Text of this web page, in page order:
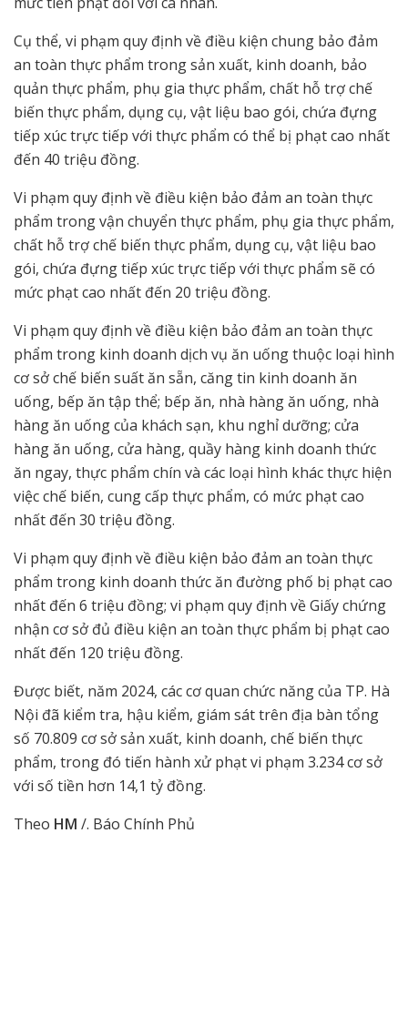
Cụ thể, vi phạm quy định về điều kiện chung bảo đảm
an toàn thực phẩm trong sản xuất, kinh doanh, bảo
quản thực phẩm, phụ gia thực phẩm, chất hỗ trợ chế
biến thực phẩm, dụng cụ, vật liệu bao gói, chứa đựng
tiếp xúc trực tiếp với thực phẩm có thể bị phạt cao nhất
đến 40 triệu đồng.
Vi phạm quy định về điều kiện bảo đảm an toàn thực
phẩm trong vận chuyển thực phẩm, phụ gia thực phẩm,
chất hỗ trợ chế biến thực phẩm, dụng cụ, vật liệu bao
gói, chứa đựng tiếp xúc trực tiếp với thực phẩm sẽ có
mức phạt cao nhất đến 20 triệu đồng.
Vi phạm quy định về điều kiện bảo đảm an toàn thực
phẩm trong kinh doanh dịch vụ ăn uống thuộc loại hình
cơ sở chế biến suất ăn sẵn, căng tin kinh doanh ăn
uống, bếp ăn tập thể; bếp ăn, nhà hàng ăn uống, nhà
hàng ăn uống của khách sạn, khu nghỉ dưỡng; cửa
hàng ăn uống, cửa hàng, quầy hàng kinh doanh thức
ăn ngay, thực phẩm chín và các loại hình khác thực hiện
việc chế biến, cung cấp thực phẩm, có mức phạt cao
nhất đến 30 triệu đồng.
Vi phạm quy định về điều kiện bảo đảm an toàn thực
phẩm trong kinh doanh thức ăn đường phố bị phạt cao
nhất đến 6 triệu đồng; vi phạm quy định về Giấy chứng
nhận cơ sở đủ điều kiện an toàn thực phẩm bị phạt cao
nhất đến 120 triệu đồng.
Được biết, năm 2024, các cơ quan chức năng của TP. Hà
Nội đã kiểm tra, hậu kiểm, giám sát trên địa bàn tổng
số 70.809 cơ sở sản xuất, kinh doanh, chế biến thực
phẩm, trong đó tiến hành xử phạt vi phạm 3.234 cơ sở
với số tiền hơn 14,1 tỷ đồng.
Theo HM /. Báo Chính Phủ